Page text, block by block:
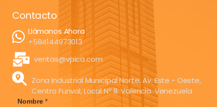
Contacto
Llámanos Ahora
+584144973013
ventas@vpica.com
Zona Industrial Municipal Norte, Av. Este - Oeste,
Centro Funval, Local Nº 8. Valencia. Venezuela
Nombre *